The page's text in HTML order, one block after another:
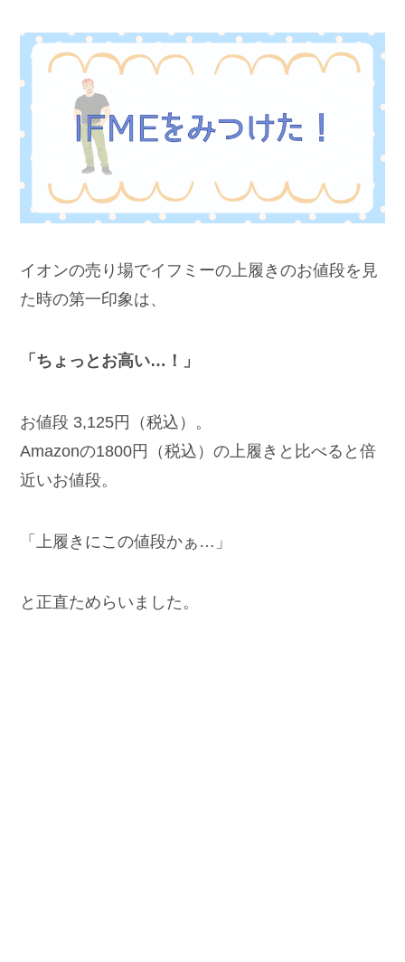
イオンの売り場でイフミーの上履きのお値段を見
た時の第一印象は、
「ちょっとお高い…！」
お値段 3,125円（税込）。
Amazonの1800円（税込）の上履きと比べると倍
近いお値段。
「上履きにこの値段かぁ…」
と正直ためらいました。